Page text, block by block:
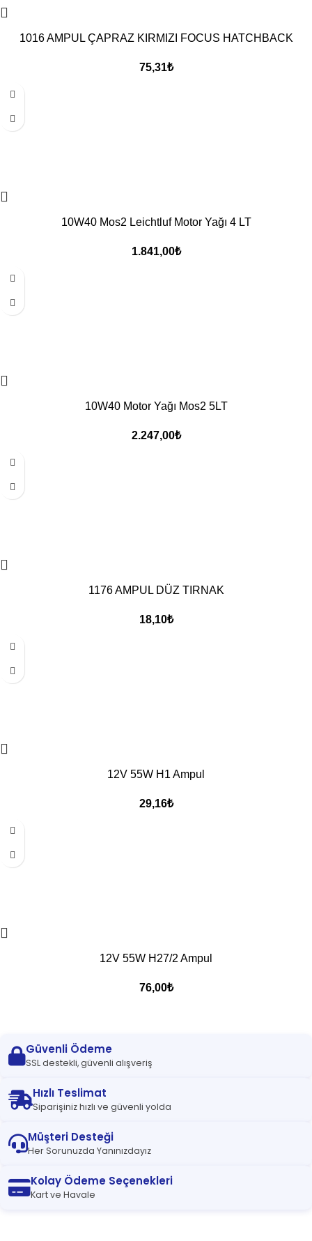
1016 AMPUL ÇAPRAZ KIRMIZI FOCUS HATCHBACK
75,31₺
10W40 Mos2 Leichtluf Motor Yağı 4 LT
1.841,00₺
10W40 Motor Yağı Mos2 5LT
2.247,00₺
1176 AMPUL DÜZ TIRNAK
18,10₺
12V 55W H1 Ampul
29,16₺
12V 55W H27/2 Ampul
76,00₺
Güvenli Ödeme
SSL destekli, güvenli alışveriş
Hızlı Teslimat
Siparişiniz hızlı ve güvenli yolda
Müşteri Desteği
Her Sorunuzda Yanınızdayız
Kolay Ödeme Seçenekleri
Kart ve Havale